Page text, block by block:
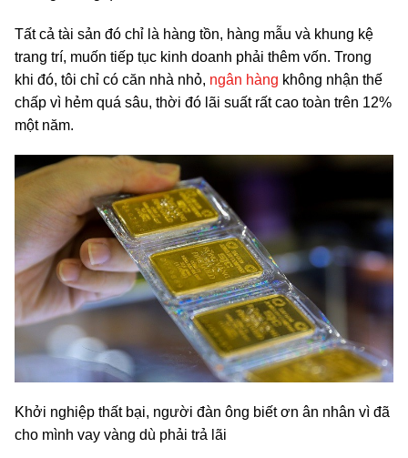
Tất cả tài sản đó chỉ là hàng tồn, hàng mẫu và khung kệ
trang trí, muốn tiếp tục kinh doanh phải thêm vốn. Trong
khi đó, tôi chỉ có căn nhà nhỏ, ngân hàng không nhận thế
chấp vì hẻm quá sâu, thời đó lãi suất rất cao toàn trên 12%
một năm.
Khởi nghiệp thất bại, người đàn ông biết ơn ân nhân vì đã
cho mình vay vàng dù phải trả lãi